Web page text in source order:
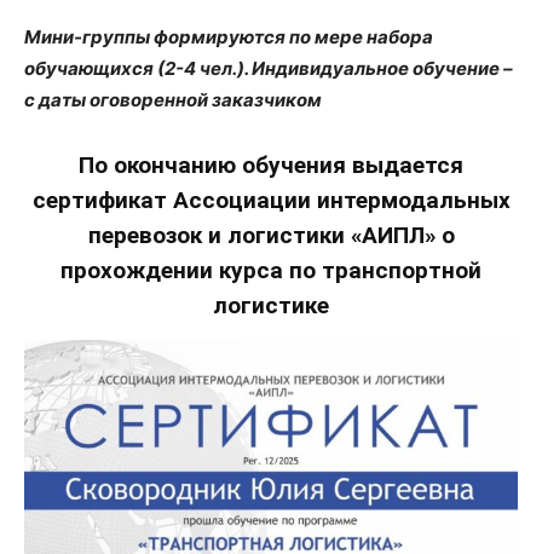
Мини-группы формируются по мере набора
обучающихся (2-4 чел.). Индивидуальное обучение –
с даты оговоренной заказчиком
По окончанию обучения выдается
сертификат Ассоциации интермодальных
перевозок и логистики «АИПЛ» о
прохождении курса по транспортной
логистике